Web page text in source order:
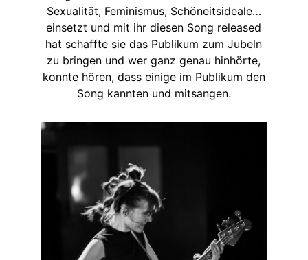
Sexualität, Feminismus, Schöneitsideale…
einsetzt und mit ihr diesen Song released
hat schaffte sie das Publikum zum Jubeln
zu bringen und wer ganz genau hinhörte,
konnte hören, dass einige im Publikum den
Song kannten und mitsangen.